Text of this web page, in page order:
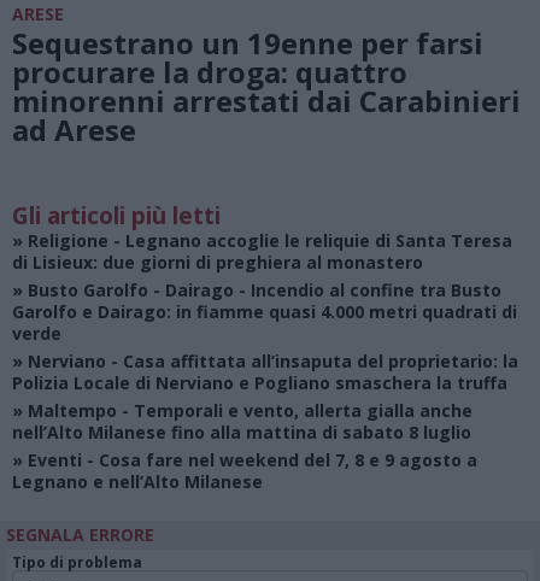
ARESE
Sequestrano un 19enne per farsi
procurare la droga: quattro
minorenni arrestati dai Carabinieri
ad Arese
Gli articoli più letti
» Religione - Legnano accoglie le reliquie di Santa Teresa
di Lisieux: due giorni di preghiera al monastero
» Busto Garolfo - Dairago - Incendio al confine tra Busto
Garolfo e Dairago: in fiamme quasi 4.000 metri quadrati di
verde
» Nerviano - Casa affittata all’insaputa del proprietario: la
Polizia Locale di Nerviano e Pogliano smaschera la truffa
» Maltempo - Temporali e vento, allerta gialla anche
nell’Alto Milanese fino alla mattina di sabato 8 luglio
» Eventi - Cosa fare nel weekend del 7, 8 e 9 agosto a
Legnano e nell’Alto Milanese
SEGNALA ERRORE
Tipo di problema